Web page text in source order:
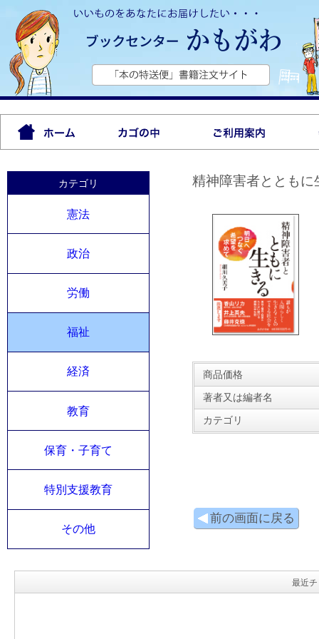
カテゴリ
憲法
政治
労働
福祉
経済
教育
保育・子育て
特別支援教育
その他
精神障害者とともに
商品価格
著者又は編者名
カテゴリ
前の画面に戻る
最近